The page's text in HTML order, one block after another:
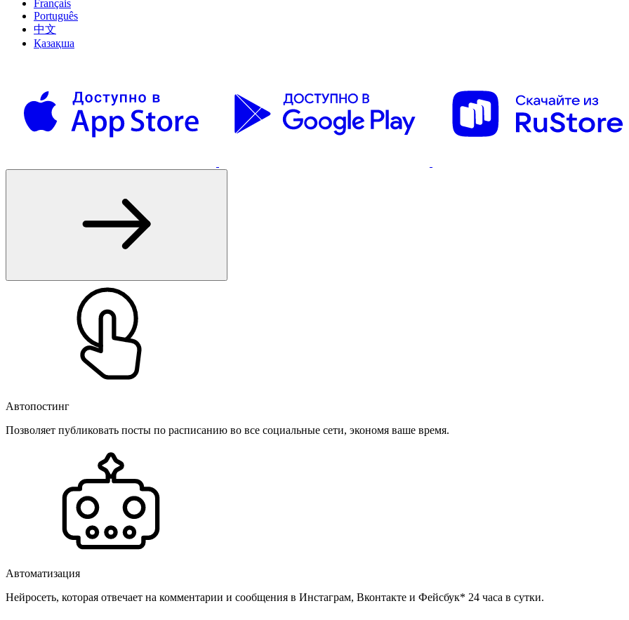
Français
Português
中文
Қазақша
Автопостинг
Позволяет публиковать посты по расписанию во все социальные сети, экономя ваше время.
Автоматизация
Нейросеть, которая отвечает на комментарии и сообщения в Инстаграм, Вконтакте и Фейсбук* 24 часа в сутки.